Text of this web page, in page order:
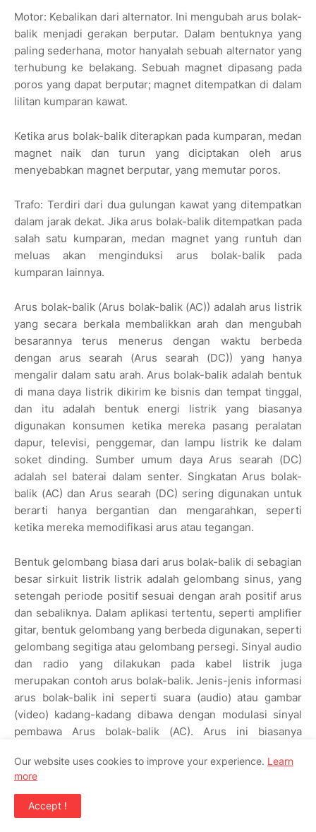
Motor: Kebalikan dari alternator. Ini mengubah arus bolak-
balik menjadi gerakan berputar. Dalam bentuknya yang
paling sederhana, motor hanyalah sebuah alternator yang
terhubung ke belakang. Sebuah magnet dipasang pada
poros yang dapat berputar; magnet ditempatkan di dalam
lilitan kumparan kawat.
Ketika arus bolak-balik diterapkan pada kumparan, medan
magnet naik dan turun yang diciptakan oleh arus
menyebabkan magnet berputar, yang memutar poros.
Trafo: Terdiri dari dua gulungan kawat yang ditempatkan
dalam jarak dekat. Jika arus bolak-balik ditempatkan pada
salah satu kumparan, medan magnet yang runtuh dan
meluas akan menginduksi arus bolak-balik pada
kumparan lainnya.
Arus bolak-balik (Arus bolak-balik (AC)) adalah arus listrik
yang secara berkala membalikkan arah dan mengubah
besarannya terus menerus dengan waktu berbeda
dengan arus searah (Arus searah (DC)) yang hanya
mengalir dalam satu arah. Arus bolak-balik adalah bentuk
di mana daya listrik dikirim ke bisnis dan tempat tinggal,
dan itu adalah bentuk energi listrik yang biasanya
digunakan konsumen ketika mereka pasang peralatan
dapur, televisi, penggemar, dan lampu listrik ke dalam
soket dinding. Sumber umum daya Arus searah (DC)
adalah sel baterai dalam senter. Singkatan Arus bolak-
balik (AC) dan Arus searah (DC) sering digunakan untuk
berarti hanya bergantian dan mengarahkan, seperti
ketika mereka memodifikasi arus atau tegangan.
Bentuk gelombang biasa dari arus bolak-balik di sebagian
besar sirkuit listrik listrik adalah gelombang sinus, yang
setengah periode positif sesuai dengan arah positif arus
dan sebaliknya. Dalam aplikasi tertentu, seperti amplifier
gitar, bentuk gelombang yang berbeda digunakan, seperti
gelombang segitiga atau gelombang persegi. Sinyal audio
dan radio yang dilakukan pada kabel listrik juga
merupakan contoh arus bolak-balik. Jenis-jenis informasi
arus bolak-balik ini seperti suara (audio) atau gambar
(video) kadang-kadang dibawa dengan modulasi sinyal
pembawa Arus bolak-balik (AC). Arus ini biasanya
yang digunakan dalam transmisi daya.
Arus bolak-balik, singkatan Arus bolak-balik (AC), aliran
muatan listrik yang secara berkala membalikkan. Itu
Our website uses cookies to improve your experience. Learn
more
Accept !